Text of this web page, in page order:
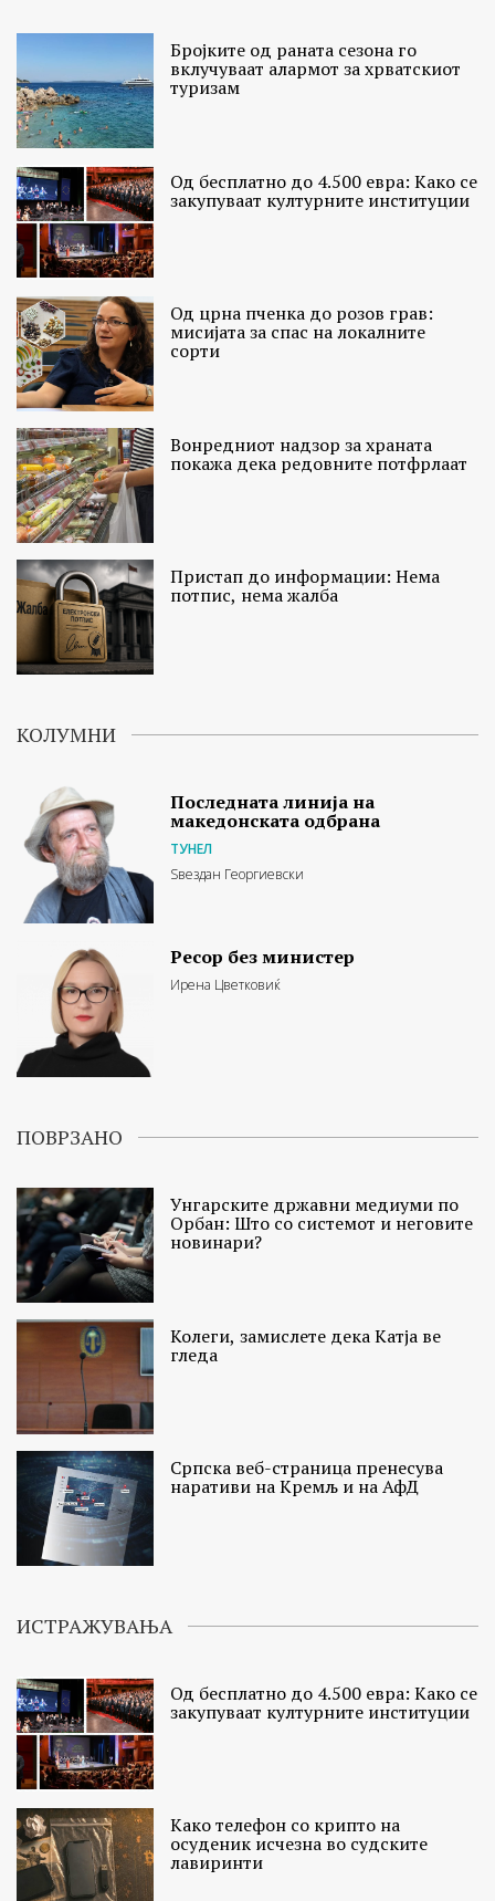
Бројките од раната сезона го
вклучуваат алармот за хрватскиот
туризам
Од бесплатно до 4.500 евра: Како се
закупуваат културните институции
Од црна пченка до розов грав:
мисијата за спас на локалните
сорти
Вонредниот надзор за храната
покажа дека редовните потфрлаат
Пристап до информации: Нема
потпис, нема жалба
КОЛУМНИ
Последната линија на
македонската одбрана
ТУНЕЛ
Ѕвездан Георгиевски
Ресор без министер
Ирена Цветковиќ
ПОВРЗАНО
Унгарските државни медиуми по
Орбан: Што со системот и неговите
новинари?
Колеги, замислете дека Катја ве
гледа
Српска веб-страница пренесува
наративи на Кремљ и на АфД
ИСТРАЖУВАЊА
Од бесплатно до 4.500 евра: Како се
закупуваат културните институции
Како телефон со крипто на
осуденик исчезна во судските
лавиринти